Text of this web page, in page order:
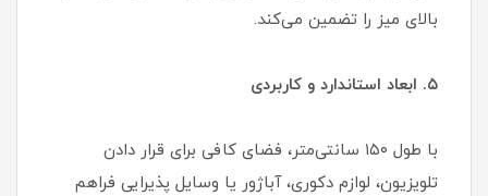
بالای میز را تضمین می‌کند.
۵. ابعاد استاندارد و کاربردی
با طول ۱۵۰ سانتی‌متر، فضای کافی برای قرار دادن
تلویزیون، لوازم دکوری، آباژور یا وسایل پذیرایی فراهم